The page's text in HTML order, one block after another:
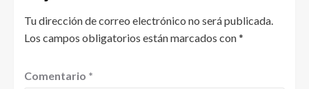
Tu dirección de correo electrónico no será publicada.
Los campos obligatorios están marcados con*
Comentario *